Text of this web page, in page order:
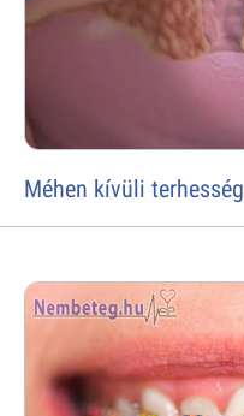
Méhen kívüli terhesség